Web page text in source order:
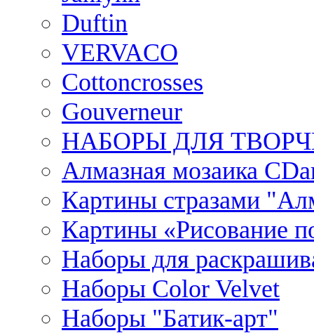
Duftin
VERVACO
Cottoncrosses
Gouverneur
НАБОРЫ ДЛЯ
Алмазная мозаика
Картины стразами
Картины «Рисование
Наборы для
Наборы Сolor Velvet
Наборы "Батик-арт"